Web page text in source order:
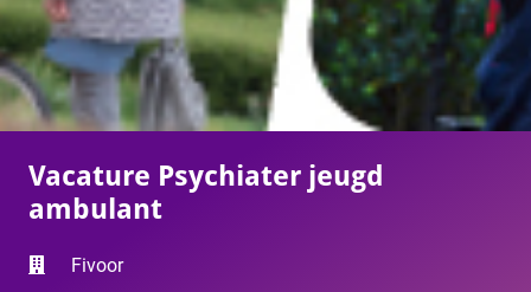
Vacature Psychiater jeugd
ambulant
Fivoor